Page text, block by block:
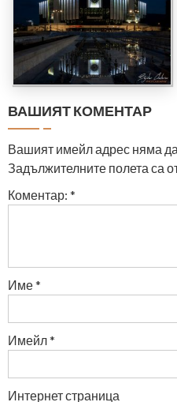
ВАШИЯТ КОМЕНТАР
Вашият имейл адрес няма
Задължителните полета са
Коментар: *
Име*
Имейл*
Интернет страница